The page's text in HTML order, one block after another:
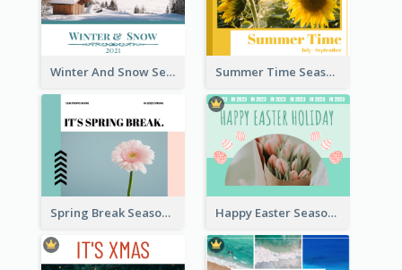
Winter And Snow Seasonal Photo Book Summer Time Seasonal Photo Book
Spring Break Seasonal Photo Book Happy Easter Seasonal Photo Book